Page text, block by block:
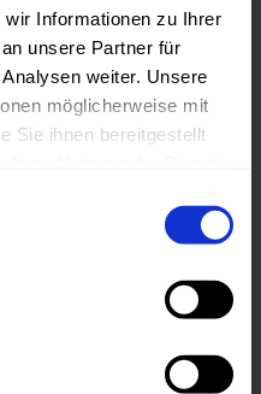
Informationen zu Ihrer
unsere Partner für
weiter. Unsere
möglicherweise mit
Sie ihnen bereitgestellt
Was
mit
zu tun
Gefühlschaos
Tage, an denen